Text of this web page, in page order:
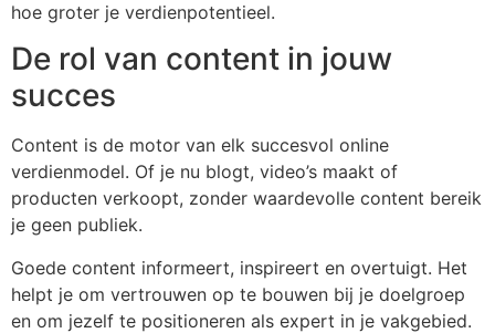
hoe groter je verdienpotentieel.
De rol van content in jouw
succes
Content is de motor van elk succesvol online
verdienmodel. Of je nu blogt, video’s maakt of
producten verkoopt, zonder waardevolle content bereik
je geen publiek.
Goede content informeert, inspireert en overtuigt. Het
helpt je om vertrouwen op te bouwen bij je doelgroep
en om jezelf te positioneren als expert in je vakgebied.